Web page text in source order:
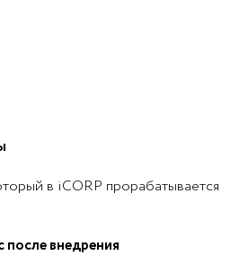
в iCORP прорабатывается
после внедрения